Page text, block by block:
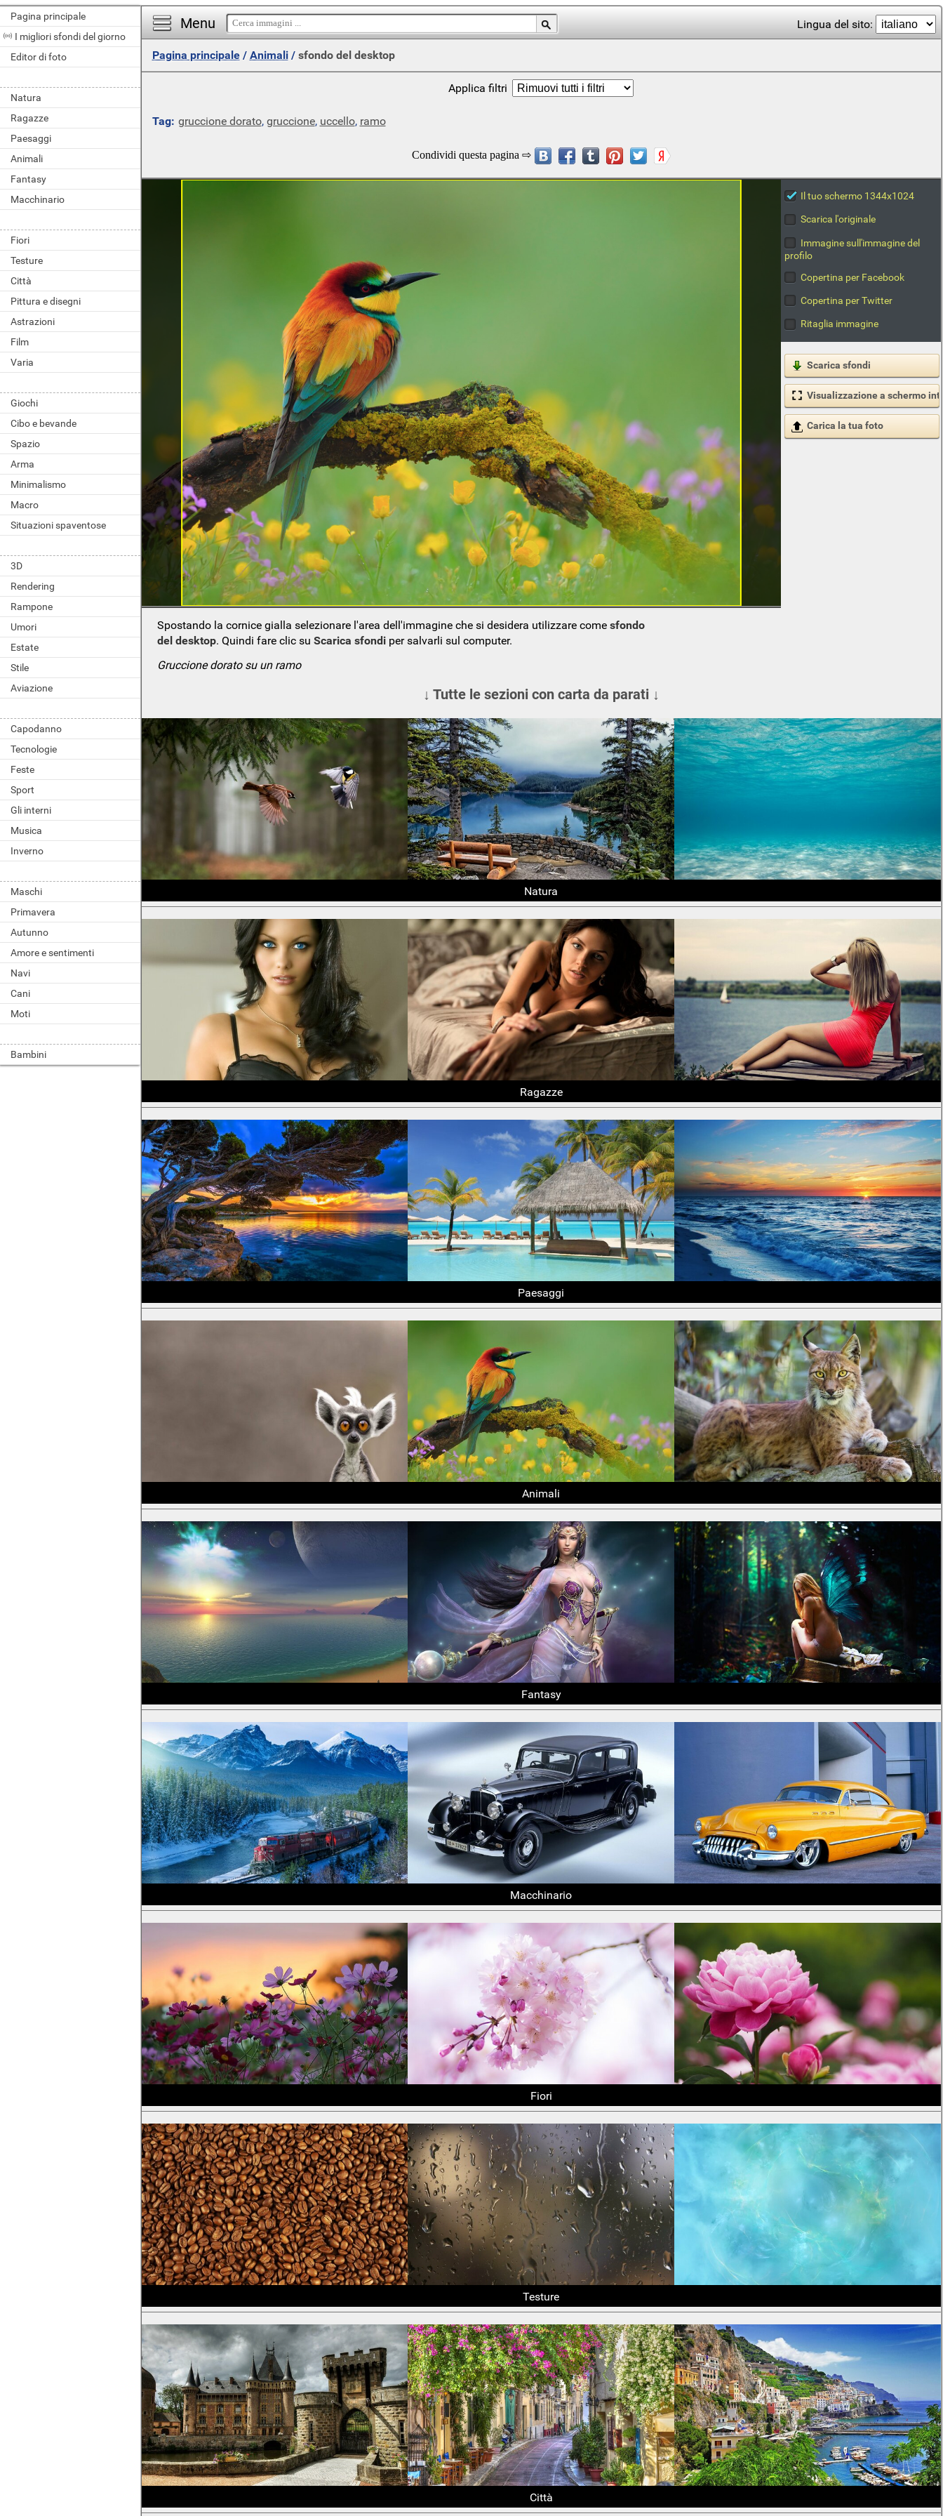
Pagina principale
I migliori sfondi del giorno
Editor di foto
Natura
Ragazze
Paesaggi
Animali
Fantasy
Macchinario
Fiori
Testure
Città
Pittura e disegni
Astrazioni
Film
Varia
Giochi
Cibo e bevande
Spazio
Arma
Minimalismo
Macro
Situazioni spaventose
3D
Rendering
Rampone
Umori
Estate
Stile
Aviazione
Capodanno
Tecnologie
Feste
Sport
Gli interni
Musica
Inverno
Maschi
Primavera
Autunno
Amore e sentimenti
Navi
Cani
Moti
Bambini
Menu Lingua del sito:
Pagina principale/ Animali/ sfondo del desktop
Applica filtri
Tag: gruccione dorato, gruccione, uccello, ramo
Il tuo schermo 1344x1024
Scarica l'originale
Immagine sull'immagine del
profilo
Copertina per Facebook
Copertina per Twitter
Ritaglia immagine
Scarica sfondi
Visualizzazione a schermo
Carica la tua foto
Spostando la cornice gialla selezionare l'area dell'immagine che si desidera utilizzare comesfondo
del desktop. Quindi fare clic suScarica sfondi per salvarli sul computer.
Gruccione dorato su un ramo
↓ Tutte le sezioni con carta da parati ↓
Natura
Ragazze
Paesaggi
Animali
Fantasy
Macchinario
Fiori
Testure
Città